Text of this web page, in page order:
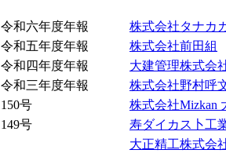
令和六年度年報
株式会社タナカ
令和五年度年報
株式会社前田組
令和四年度年報
大建管理株式会
令和三年度年報
株式会社野村呼
150号
株式会社Mizkan
149号
寿ダイカス卜工
大正精工株式会